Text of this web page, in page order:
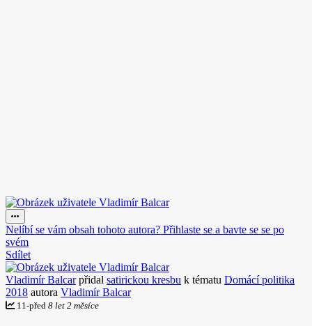
Nelíbí se vám obsah tohoto autora? Přihlaste se a bavte se se po
svém
Sdílet
Vladimír Balcarpřidal satirickou kresbu k tématu Domácí politika
2018 autora Vladimír Balcar
11 -před 8 let 2 měsíce